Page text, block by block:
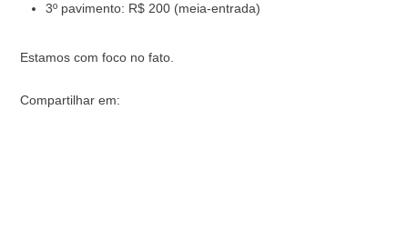
3º pavimento: R$ 200 (meia-entrada)
Estamos com foco no fato.
Compartilhar em: